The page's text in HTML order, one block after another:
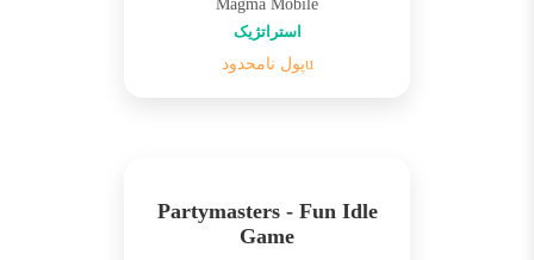
Magma Mobile
استراتژیک
uپول نامحدود
Partymasters - Fun Idle
Game